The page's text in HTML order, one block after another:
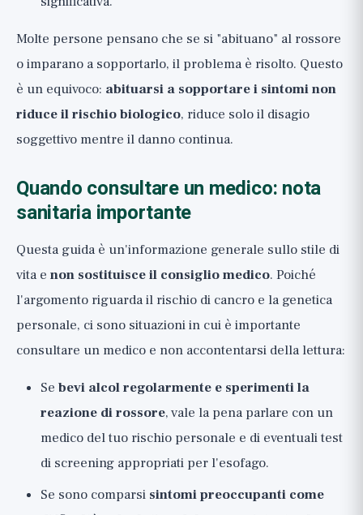
Molte persone pensano che se si "abituano" al rossore
o imparano a sopportarlo, il problema è risolto. Questo
è un equivoco: abituarsi a sopportare i sintomi non
riduce il rischio biologico, riduce solo il disagio
soggettivo mentre il danno continua.
Quando consultare un medico: nota
sanitaria importante
Questa guida è un'informazione generale sullo stile di
vita e non sostituisce il consiglio medico. Poiché
l'argomento riguarda il rischio di cancro e la genetica
personale, ci sono situazioni in cui è importante
consultare un medico e non accontentarsi della lettura:
Se bevi alcol regolarmente e sperimenti la
reazione di rossore, vale la pena parlare con un
medico del tuo rischio personale e di eventuali test
di screening appropriati per l'esofago.
Se sono comparsi sintomi preoccupanti come